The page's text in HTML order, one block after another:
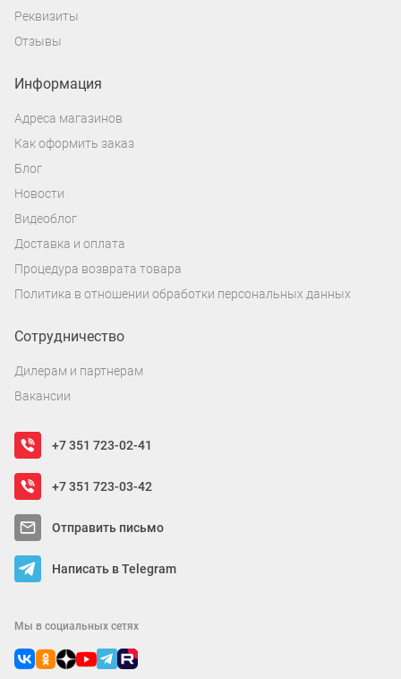
Реквизиты
Отзывы
Информация
Адреса магазинов
Как оформить заказ
Блог
Новости
Видеоблог
Доставка и оплата
Процедура возврата товара
Политика в отношении обработки персональных данных
Сотрудничество
Дилерам и партнерам
Вакансии
+7 351 723-02-41
+7 351 723-03-42
Отправить письмо
Написать в Telegram
Мы в социальных сетях